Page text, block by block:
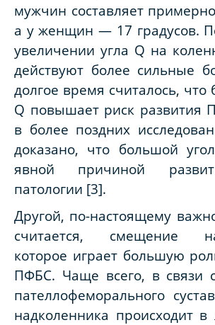
мужчин составляет
а у женщин — 17 градусов.
увеличении угла Q на
действуют более сильные
долгое время считалось, что
Q повышает риск развития
в более поздних
доказано, что большой
явной причиной
патологии [3].
Другой, по-настоящему
считается, смещение
которое играет большую
ПФБС. Чаще всего, в связи
пателлофеморального
надколенника происходит в